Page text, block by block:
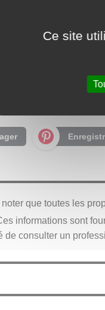
lymphatique. Elle est
l’idée d’élimination
vision plus complète,
afin de replacer
que toutes les
informations sont
de consulter un
Ce site